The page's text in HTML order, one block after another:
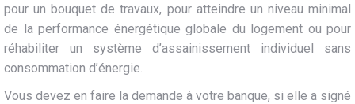
pour un bouquet de travaux, pour atteindre un niveau minimal
de la performance énergétique globale du logement ou pour
réhabiliter un système d’assainissement individuel sans
consommation d’énergie.
Vous devez en faire la demande à votre banque, si elle a signé